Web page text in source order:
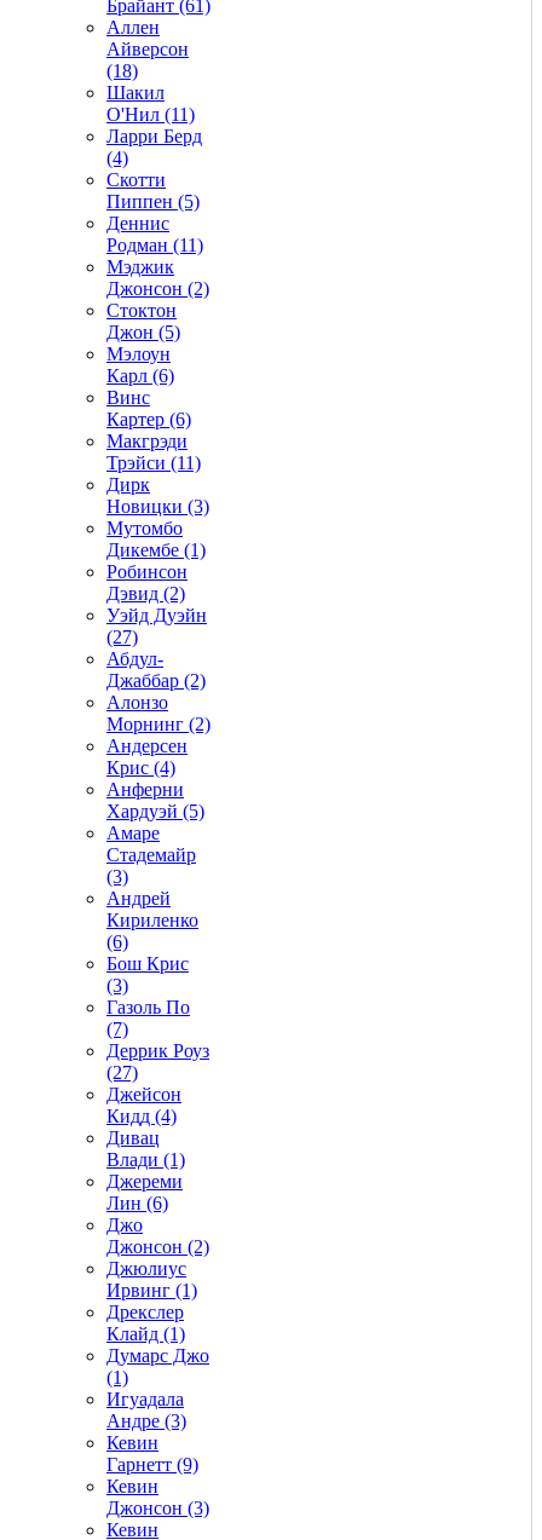
Брайант (61)
Аллен
Айверсон
(18)
Шакил
О'Нил (11)
Ларри Берд
(4)
Скотти
Пиппен (5)
Деннис
Родман (11)
Мэджик
Джонсон (2)
Стоктон
Джон (5)
Мэлоун
Карл (6)
Винс
Картер (6)
Макгрэди
Трэйси (11)
Дирк
Новицки (3)
Мутомбо
Дикембе (1)
Робинсон
Дэвид (2)
Уэйд Дуэйн
(27)
Абдул-
Джаббар (2)
Алонзо
Морнинг (2)
Андерсен
Крис (4)
Анферни
Xардуэй (5)
Амаре
Стадемайр
(3)
Андрей
Кириленко
(6)
Бош Крис
(3)
Газоль По
(7)
Деррик Роуз
(27)
Джейсон
Кидд (4)
Дивац
Влади (1)
Джереми
Лин (6)
Джо
Джонсон (2)
Джюлиус
Ирвинг (1)
Дрекслер
Клайд (1)
Думарс Джо
(1)
Игуадала
Андре (3)
Кевин
Гарнетт (9)
Кевин
Джонсон (3)
Кевин